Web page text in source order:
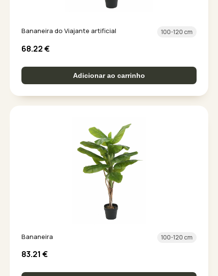
Bananeira do Viajante artificial 100-120 cm
68.22€
Adicionar ao carrinho
Bananeira 100-120 cm
83.21 €